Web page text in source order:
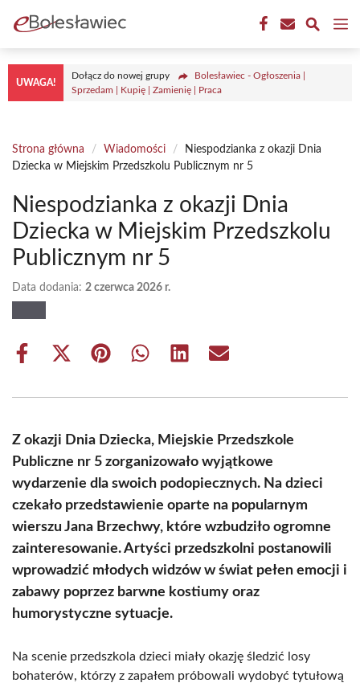
treści
UWAGA!
Dołącz do nowej grupy
Bolesławiec - Ogłoszenia |
Sprzedam | Kupię | Zamienię | Praca
Strona główna / Wiadomości /
Niespodzianka z okazji Dnia
Dziecka w Miejskim Przedszkolu Publicznym nr 5
Niespodzianka z okazji Dnia
Dziecka w Miejskim Przedszkolu
Publicznym nr 5
Data dodania: 2 czerwca 2026 r.
Share
Share
(Twitter)
Share Share Share Share
Z okazji Dnia Dziecka, Miejskie Przedszkole
Publiczne nr 5 zorganizowało wyjątkowe
wydarzenie dla swoich podopiecznych. Na dzieci
czekało przedstawienie oparte na popularnym
wierszu Jana Brzechwy, które wzbudziło ogromne
zainteresowanie. Artyści przedszkolni postanowili
wprowadzić młodych widzów w świat pełen emocji i
zabawy poprzez barwne kostiumy oraz
humorystyczne sytuacje.
Na scenie przedszkola dzieci miały okazję śledzić losy
bohaterów, którzy z zapałem próbowali wydobyć tytułową